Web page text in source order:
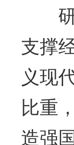
研
支撑
义现
比重
造强